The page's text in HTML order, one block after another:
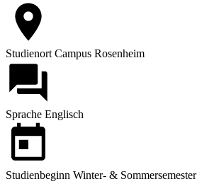
StudienortCampus Rosenheim
Sprache Englisch
Studienbeginn Winter- & Sommersemester